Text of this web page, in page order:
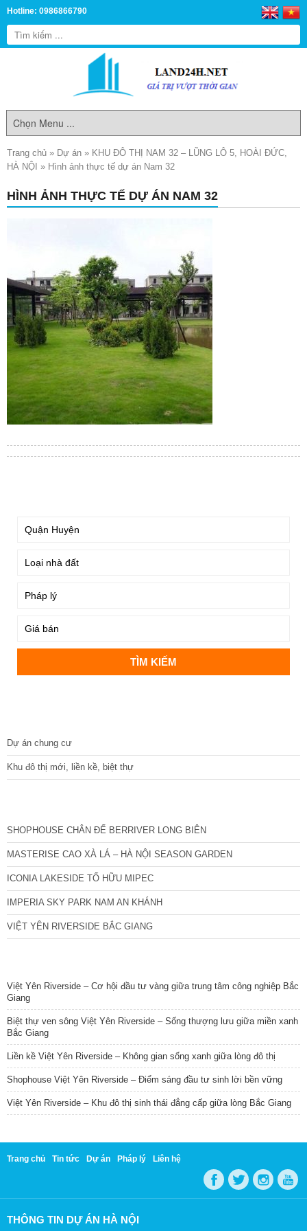
Hotline: 0986866790
Trang chủ » Dự án » KHU ĐÔ THỊ NAM 32 – LŨNG LÔ 5, HOÀI ĐỨC,
HÀ NỘI » Hình ảnh thực tế dự án Nam 32
HÌNH ẢNH THỰC TẾ DỰ ÁN NAM 32
Dự án chung cư
Khu đô thị mới, liền kề, biệt thự
SHOPHOUSE CHÂN ĐẾ BERRIVER LONG BIÊN
MASTERISE CAO XÀ LÁ – HÀ NỘI SEASON GARDEN
ICONIA LAKESIDE TỐ HỮU MIPEC
IMPERIA SKY PARK NAM AN KHÁNH
VIỆT YÊN RIVERSIDE BẮC GIANG
Việt Yên Riverside – Cơ hội đầu tư vàng giữa trung tâm công nghiệp Bắc
Giang
Biệt thự ven sông Việt Yên Riverside – Sống thượng lưu giữa miền xanh
Bắc Giang
Liền kề Việt Yên Riverside – Không gian sống xanh giữa lòng đô thị
Shophouse Việt Yên Riverside – Điểm sáng đầu tư sinh lời bền vững
Việt Yên Riverside – Khu đô thị sinh thái đẳng cấp giữa lòng Bắc Giang
Trang chủ Tin tức Dự án Pháp lý Liên hệ
THÔNG TIN DỰ ÁN HÀ NỘI